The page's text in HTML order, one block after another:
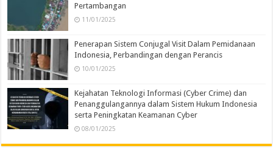
Pertambangan
11/01/2025
Penerapan Sistem Conjugal Visit Dalam Pemidanaan
Indonesia, Perbandingan dengan Perancis
10/01/2025
Kejahatan Teknologi Informasi (Cyber Crime) dan
Penanggulangannya dalam Sistem Hukum Indonesia
serta Peningkatan Keamanan Cyber
08/01/2025